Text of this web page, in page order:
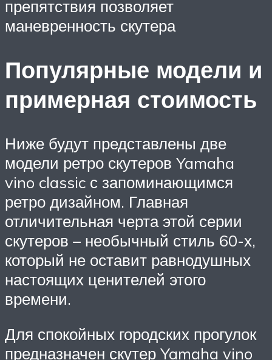
препятствия позволяет
маневренность скутера
Популярные модели и
примерная стоимость
Ниже будут представлены две
модели ретро скутеров Yamaha
vino classic с запоминающимся
ретро дизайном. Главная
отличительная черта этой серии
скутеров – необычный стиль 60-х,
который не оставит равнодушных
настоящих ценителей этого
времени.
Для спокойных городских прогулок
предназначен скутер Yamaha vino